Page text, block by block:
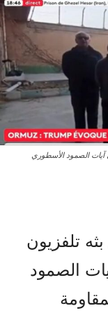
آيات الصمود الأسطوري
تلفزيون
الصمود